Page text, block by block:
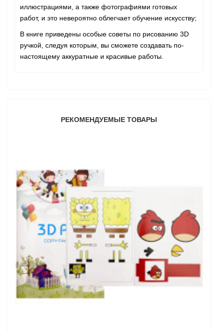
иллюстрациями, а также фотографиями готовых
работ, и это невероятно облегчает обучение искусству;
В книге приведены особые советы по рисованию 3D
ручкой, следуя которым, вы сможете создавать по-
настоящему аккуратные и красивые работы.
РЕКОМЕНДУЕМЫЕ ТОВАРЫ